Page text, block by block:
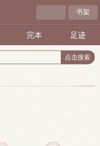
书架
完本 足迹